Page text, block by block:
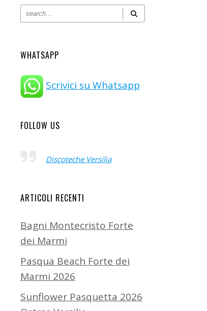
WHATSAPP
Scrivici su Whatsapp
FOLLOW US
Discoteche Versilia
ARTICOLI RECENTI
Bagni Montecristo Forte
dei Marmi
Pasqua Beach Forte dei
Marmi 2026
Sunflower Pasquetta 2026